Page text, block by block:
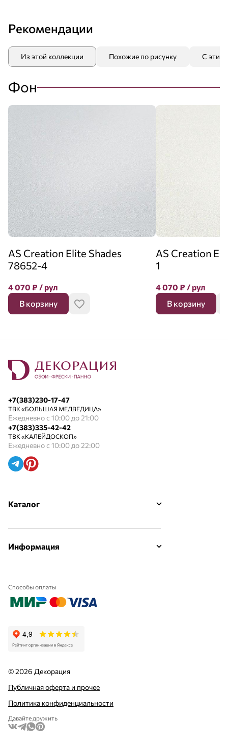
Рекомендации
Из этой коллекции Похожие по рисунку С этим
Фон
AS Creation Elite Shades
78652-4
4 070 ₽ / рул
В корзину
AS Creation
1
4 070 ₽ / рул
В корзину
+7(383)230-17-47
ТВК «БОЛЬШАЯ МЕДВЕДИЦА»
Ежедневно с 10:00 до 21:00
+7(383)335-42-42
ТВК «КАЛЕЙДОСКОП»
Ежедневно с 10:00 до 22:00
Каталог
Информация
Способы оплаты
© 2026 Декорация
Публичная оферта и прочее
Политика конфиденциальности
Давайте дружить